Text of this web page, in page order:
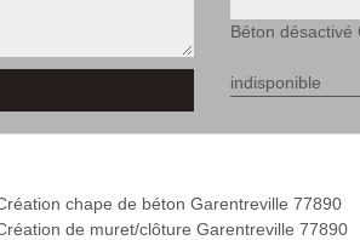
Béton désactivé
indisponible
chape de béton Garentreville 77890
de muret/clôture Garentreville 77890